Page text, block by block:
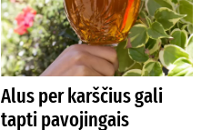
Alus per karščius gali
tapti pavojingais